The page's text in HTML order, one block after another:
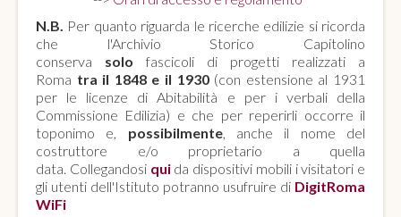
N.B. Per quanto riguarda le ricerche edilizie si ricorda
che l'Archivio Storico Capitolino
conserva solo fascicoli di progetti realizzati a
Roma tra il 1848 e il 1930(con estensione al 1931
per le licenze di Abitabilità e per i verbali della
Commissione Edilizia) e che per reperirli occorre il
toponimo e, possibilmente, anche il nome del
costruttore e/o proprietario a quella
data. Collegandosi qui da dispositivi mobili i visitatori e
gli utenti dell'Istituto potranno usufruire di DigitRoma
WiFi